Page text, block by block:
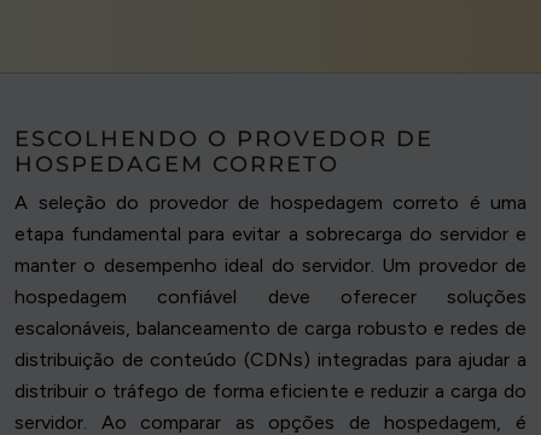
ESCOLHENDO O PROVEDOR DE
HOSPEDAGEM CORRETO
A seleção do provedor de hospedagem correto é uma
etapa fundamental para evitar a sobrecarga do servidor e
manter o desempenho ideal do servidor. Um provedor de
hospedagem confiável deve oferecer soluções
escalonáveis, balanceamento de carga robusto e redes de
distribuição de conteúdo (CDNs) integradas para ajudar a
distribuir o tráfego de forma eficiente e reduzir a carga do
servidor. Ao comparar as opções de hospedagem, é